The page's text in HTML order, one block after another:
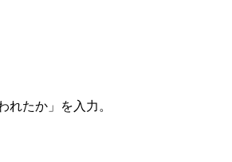
たか」を入力。